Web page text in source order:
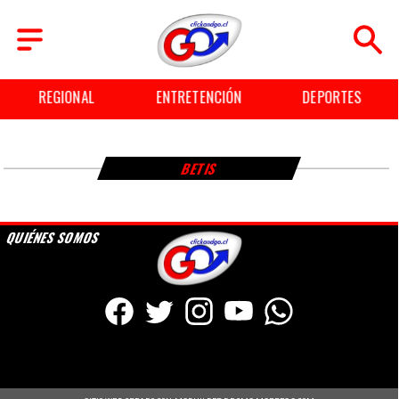
REGIONAL ENTRETENCIÓN DEPORTES
BETIS
QUIÉNES SOMOS